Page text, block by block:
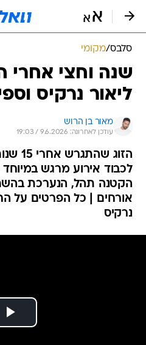
סלבס/מקומי
שנה וחצי אחרי
ליאור נרקיס
מאור בן הרוש
עודכן לאחרונה: 9.6.2026 / 19:03
הזוג
לכבוד אירוע מרגש
אורחים | כל הפרטים על
נרקיס